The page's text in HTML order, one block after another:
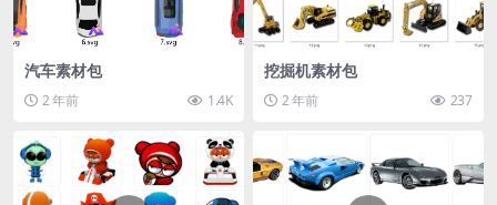
汽车素材包
2 年前 1.4K
挖掘机素材包
2 年前 237